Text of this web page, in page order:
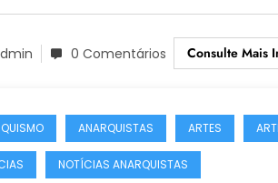
0 Comentários Consulte Mais
ANARQUISTAS ARTES
NOTÍCIAS ANARQUISTAS